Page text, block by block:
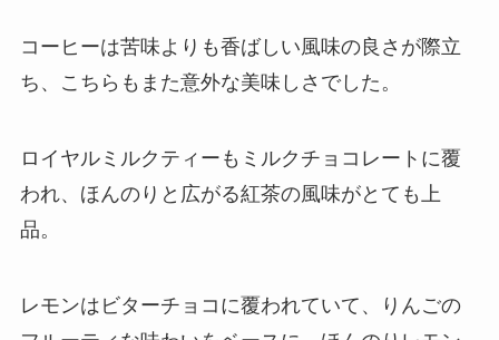
コーヒーは苦味よりも香ばしい風味の良さが際立
ち、こちらもまた意外な美味しさでした。
ロイヤルミルクティーもミルクチョコレートに覆
われ、ほんのりと広がる紅茶の風味がとても上
品。
レモンはビターチョコに覆われていて、りんごの